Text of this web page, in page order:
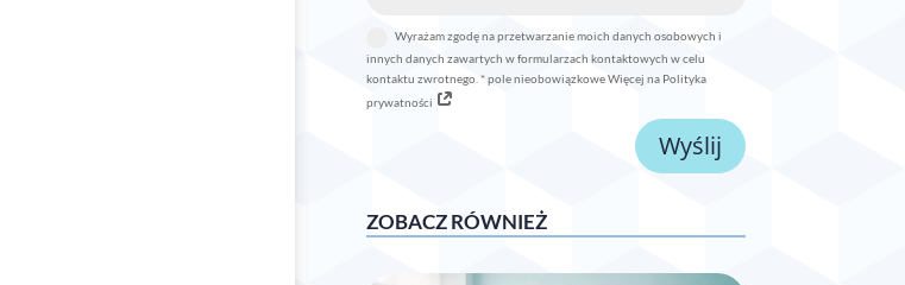
Wyrażam zgodę na przetwarzanie moich danych osobowych i
innych danych zawartych w formularzach kontaktowych w celu
kontaktu zwrotnego. * pole nieobowiązkowe Więcej na Polityka
prywatności
Wyślij
ZOBACZ RÓWNIEŻ